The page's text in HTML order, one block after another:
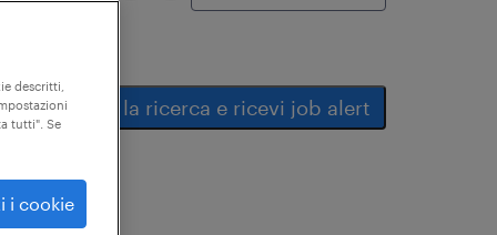
salva la ricerca e ricevi job alert
descritti,
tutti". Se
i cookie